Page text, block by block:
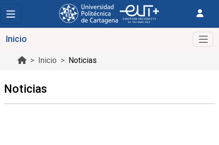
Inicio Noticias
Inicio
Noticias